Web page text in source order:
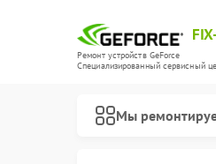
Ремонт устройств GeForce
Специализированный cервисный
Мы